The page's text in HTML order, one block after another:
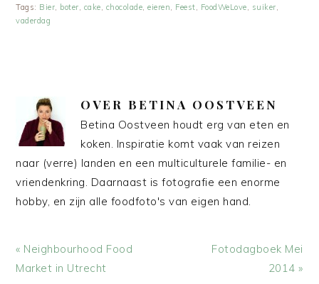
Tags: Bier, boter, cake, chocolade,eieren, Feest, FoodWeLove, suiker,
vaderdag
OVER BETINA OOSTVEEN
Betina Oostveen houdt erg van eten en
koken. Inspiratie komt vaak van reizen
naar (verre) landen en een multiculturele familie- en
vriendenkring. Daarnaast is fotografie een enorme
hobby, en zijn alle foodfoto's van eigen hand.
Vorig
bericht:
« Neighbourhood Food
Market in Utrecht
Volgend
Fotodagboek Mei
2014 »